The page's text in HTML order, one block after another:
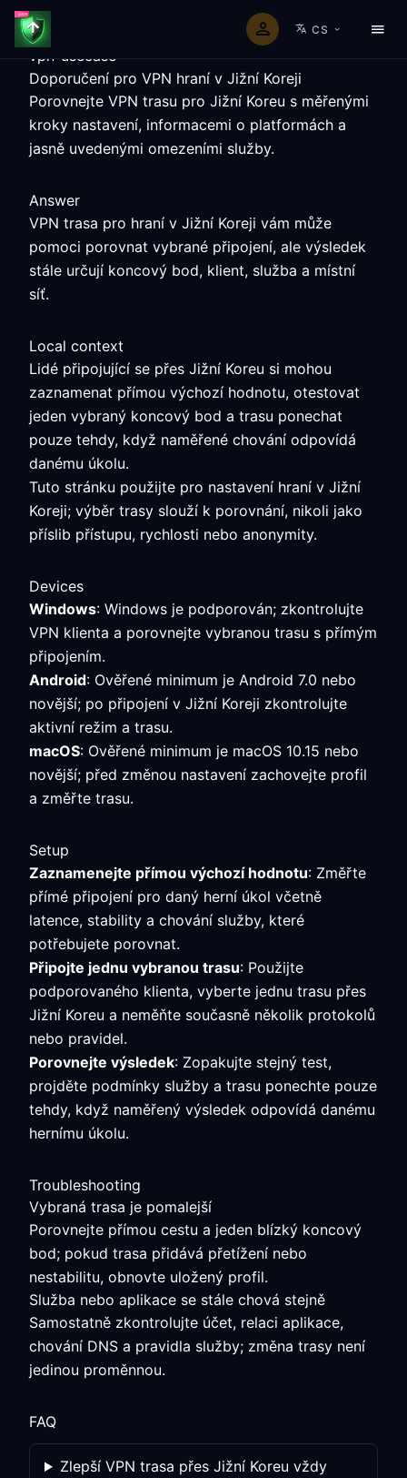
CS
vpn-usecase
Doporučení pro VPN hraní v Jižní Koreji
Porovnejte VPN trasu pro Jižní Koreu s měřenými
kroky nastavení, informacemi o platformách a
jasně uvedenými omezeními služby.
Answer
VPN trasa pro hraní v Jižní Koreji vám může
pomoci porovnat vybrané připojení, ale výsledek
stále určují koncový bod, klient, služba a místní
síť.
Local context
Lidé připojující se přes Jižní Koreu si mohou
zaznamenat přímou výchozí hodnotu, otestovat
jeden vybraný koncový bod a trasu ponechat
pouze tehdy, když naměřené chování odpovídá
danému úkolu.
Tuto stránku použijte pro nastavení hraní v Jižní
Koreji; výběr trasy slouží k porovnání, nikoli jako
příslib přístupu, rychlosti nebo anonymity.
Devices
Windows: Windows je podporován; zkontrolujte
VPN klienta a porovnejte vybranou trasu s přímým
připojením.
Android: Ověřené minimum je Android 7.0 nebo
novější; po připojení v Jižní Koreji zkontrolujte
aktivní režim a trasu.
macOS: Ověřené minimum je macOS 10.15 nebo
novější; před změnou nastavení zachovejte profil
a změřte trasu.
Setup
Zaznamenejte přímou výchozí hodnotu: Změřte
přímé připojení pro daný herní úkol včetně
latence, stability a chování služby, které
potřebujete porovnat.
Připojte jednu vybranou trasu: Použijte
podporovaného klienta, vyberte jednu trasu přes
Jižní Koreu a neměňte současně několik protokolů
nebo pravidel.
Porovnejte výsledek: Zopakujte stejný test,
projděte podmínky služby a trasu ponechte pouze
tehdy, když naměřený výsledek odpovídá danému
hernímu úkolu.
Troubleshooting
Vybraná trasa je pomalejší
Porovnejte přímou cestu a jeden blízký koncový
bod; pokud trasa přidává přetížení nebo
nestabilitu, obnovte uložený profil.
Služba nebo aplikace se stále chová stejně
Samostatně zkontrolujte účet, relaci aplikace,
chování DNS a pravidla služby; změna trasy není
jedinou proměnnou.
FAQ
Zlepší VPN trasa přes Jižní Koreu vždy